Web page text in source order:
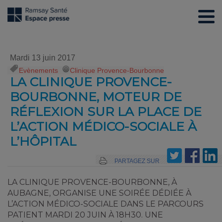
Mardi 13 juin 2017
Evènements Clinique Provence-Bourbonne
LA CLINIQUE PROVENCE-
BOURBONNE, MOTEUR DE
RÉFLEXION SUR LA PLACE DE
L’ACTION MÉDICO-SOCIALE À
L’HÔPITAL
PARTAGEZ SUR
LA CLINIQUE PROVENCE-BOURBONNE, À
AUBAGNE, ORGANISE UNE SOIRÉE DÉDIÉE À
L’ACTION MÉDICO-SOCIALE DANS LE PARCOURS
PATIENT MARDI 20 JUIN À 18H30. UNE